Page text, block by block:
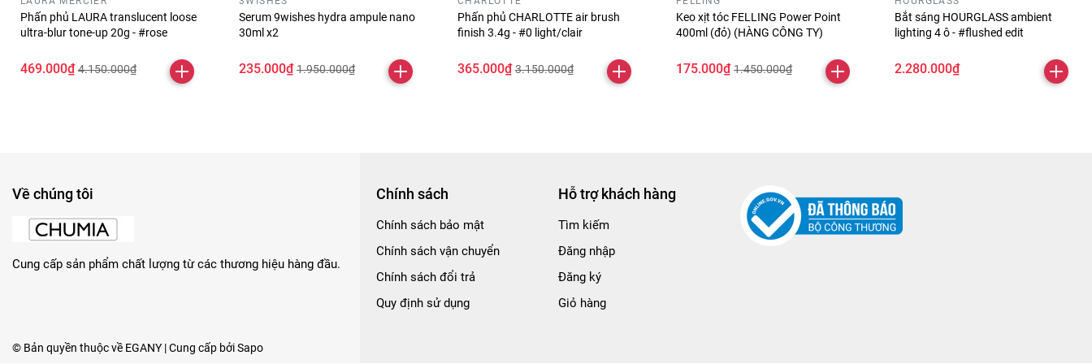
Phấn phủ LAURA translucent loose
ultra-blur tone-up 20g - #rose
469.000₫ 4.150.000₫
Serum 9wishes hydra ampule nano
30ml x2
235.000₫ 1.950.000₫
Phấn phủ CHARLOTTE air brush
finish 3.4g - #0 light/clair
365.000₫ 3.150.000₫
Keo xịt tóc FELLING Power Point
400ml (đỏ) (HÀNG CÔNG TY)
175.000₫ 1.450.000₫
Bắt sáng HOURGLASS ambient
lighting 4 ô - #flushed edit
2.280.000₫
Về chúng tôi
Cung cấp sản phẩm chất lượng từ các thương hiệu hàng đầu.
Chính sách
Chính sách bảo mật
Chính sách vận chuyển
Chính sách đổi trả
Quy định sử dụng
Hỗ trợ khách hàng
Tìm kiếm
Đăng nhập
Đăng ký
Giỏ hàng
© Bản quyền thuộc về EGANY | Cung cấp bởiSapo